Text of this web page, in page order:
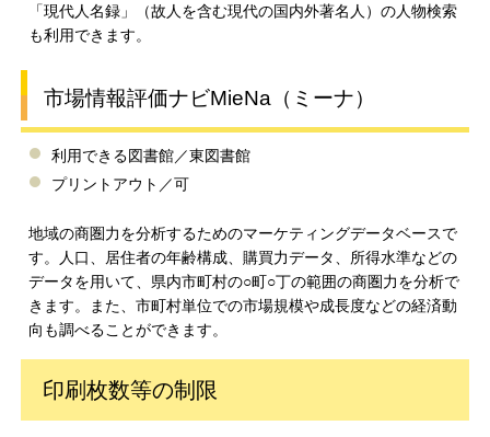
「現代人名録」（故人を含む現代の国内外著名人）の人物検索
も利用できます。
市場情報評価ナビMieNa（ミーナ）
利用できる図書館／東図書館
プリントアウト／可
地域の商圏力を分析するためのマーケティングデータベースで
す。人口、居住者の年齢構成、購買力データ、所得水準などの
データを用いて、県内市町村の○町○丁の範囲の商圏力を分析で
きます。また、市町村単位での市場規模や成長度などの経済動
向も調べることができます。
印刷枚数等の制限